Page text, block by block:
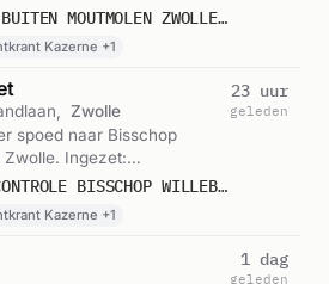
1. Gemeld om 20:09.
P 2 BON-04 BR BUITEN MOUTMOLEN ZWOLLE 041631
Kazerne +1
Zwolle
spoed naar Bisschop
Zwolle. Ingezet:
Kazerne, BlusgroepP 2 BON-02 NACONTROLE BISSCHOP WILLEBRANDLAAN ZWOLLE 041631
Kazerne +1
23 uur
geleden
1 dag
geleden